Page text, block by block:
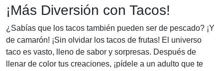
¡Más Diversión con Tacos!
¿Sabías que los tacos también pueden ser de pescado? ¡Y
de camarón! ¡Sin olvidar los tacos de frutas! El universo
taco es vasto, lleno de sabor y sorpresas. Después de
llenar de color tus creaciones, ¡pídele a un adulto que te